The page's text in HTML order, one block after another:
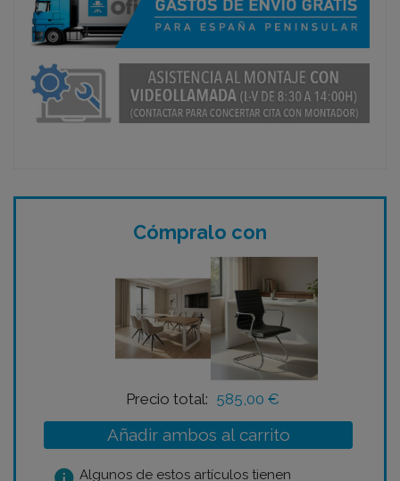
Cómpralo con
+
Precio total: 585,00 €
Añadir ambos al carrito
Algunos de estos artículos tienen